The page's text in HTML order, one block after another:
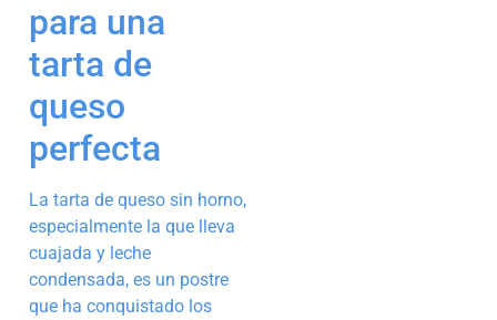
para una
tarta de
queso
perfecta
La tarta de queso sin horno,
especialmente la que lleva
cuajada y leche
condensada, es un postre
que ha conquistado los